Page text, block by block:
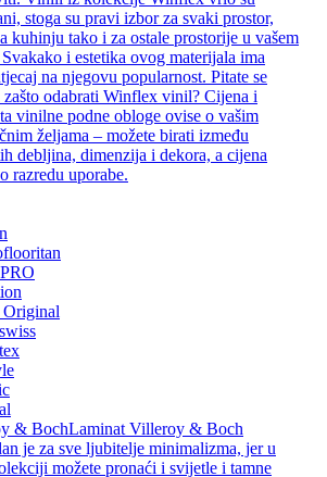
stoga su pravi izbor za svaki prostor,
kuhinju tako i za ostale prostorije u vašem
i estetika ovog materijala ima
na njegovu popularnost. Pitate se
zašto odabrati Winflex vinil? Cijena i
vinilne podne obloge ovise o vašim
željama – možete birati između
debljina, dimenzija i dekora, a cijena
razredu uporabe.
& BochLaminat Villeroy & Boch
je za sve ljubitelje minimalizma, jer u
možete pronaći i svijetle i tamne